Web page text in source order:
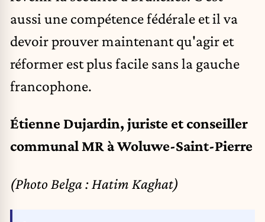
aussi une compétence fédérale et il va
devoir prouver maintenant qu'agir et
réformer est plus facile sans la gauche
francophone.
Étienne Dujardin, juriste et conseiller
communal MR à Woluwe-Saint-Pierre
(Photo Belga : Hatim Kaghat)